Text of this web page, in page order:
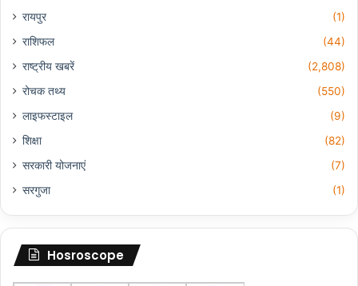
रायपुर
(1)
राशिफल
(44)
राष्ट्रीय खबरें
(2,808)
रोचक तथ्य
(550)
लाइफस्टाइल
(9)
शिक्षा
(82)
सरकारी योजनाएं
(7)
सरगुजा
(1)
Hosroscope